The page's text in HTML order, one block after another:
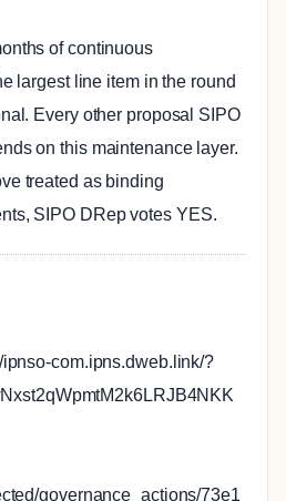
of continuous
largest line item in the round
Every other proposal SIPO
on this maintenance layer.
treated as binding
SIPO DRep votes YES.
com.ipns.dweb.link/?
governance_actions/73e1